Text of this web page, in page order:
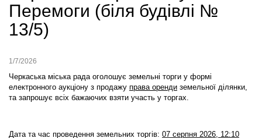
Перемоги (біля будівлі №
13/5)
1/7/2026
Черкаська міська рада оголошує земельні торги у формі
електронного аукціону з продажу права оренди земельної ділянки,
та запрошує всіх бажаючих взяти участь у торгах.
Дата та час проведення земельних торгів: 07 серпня 2026, 12:10